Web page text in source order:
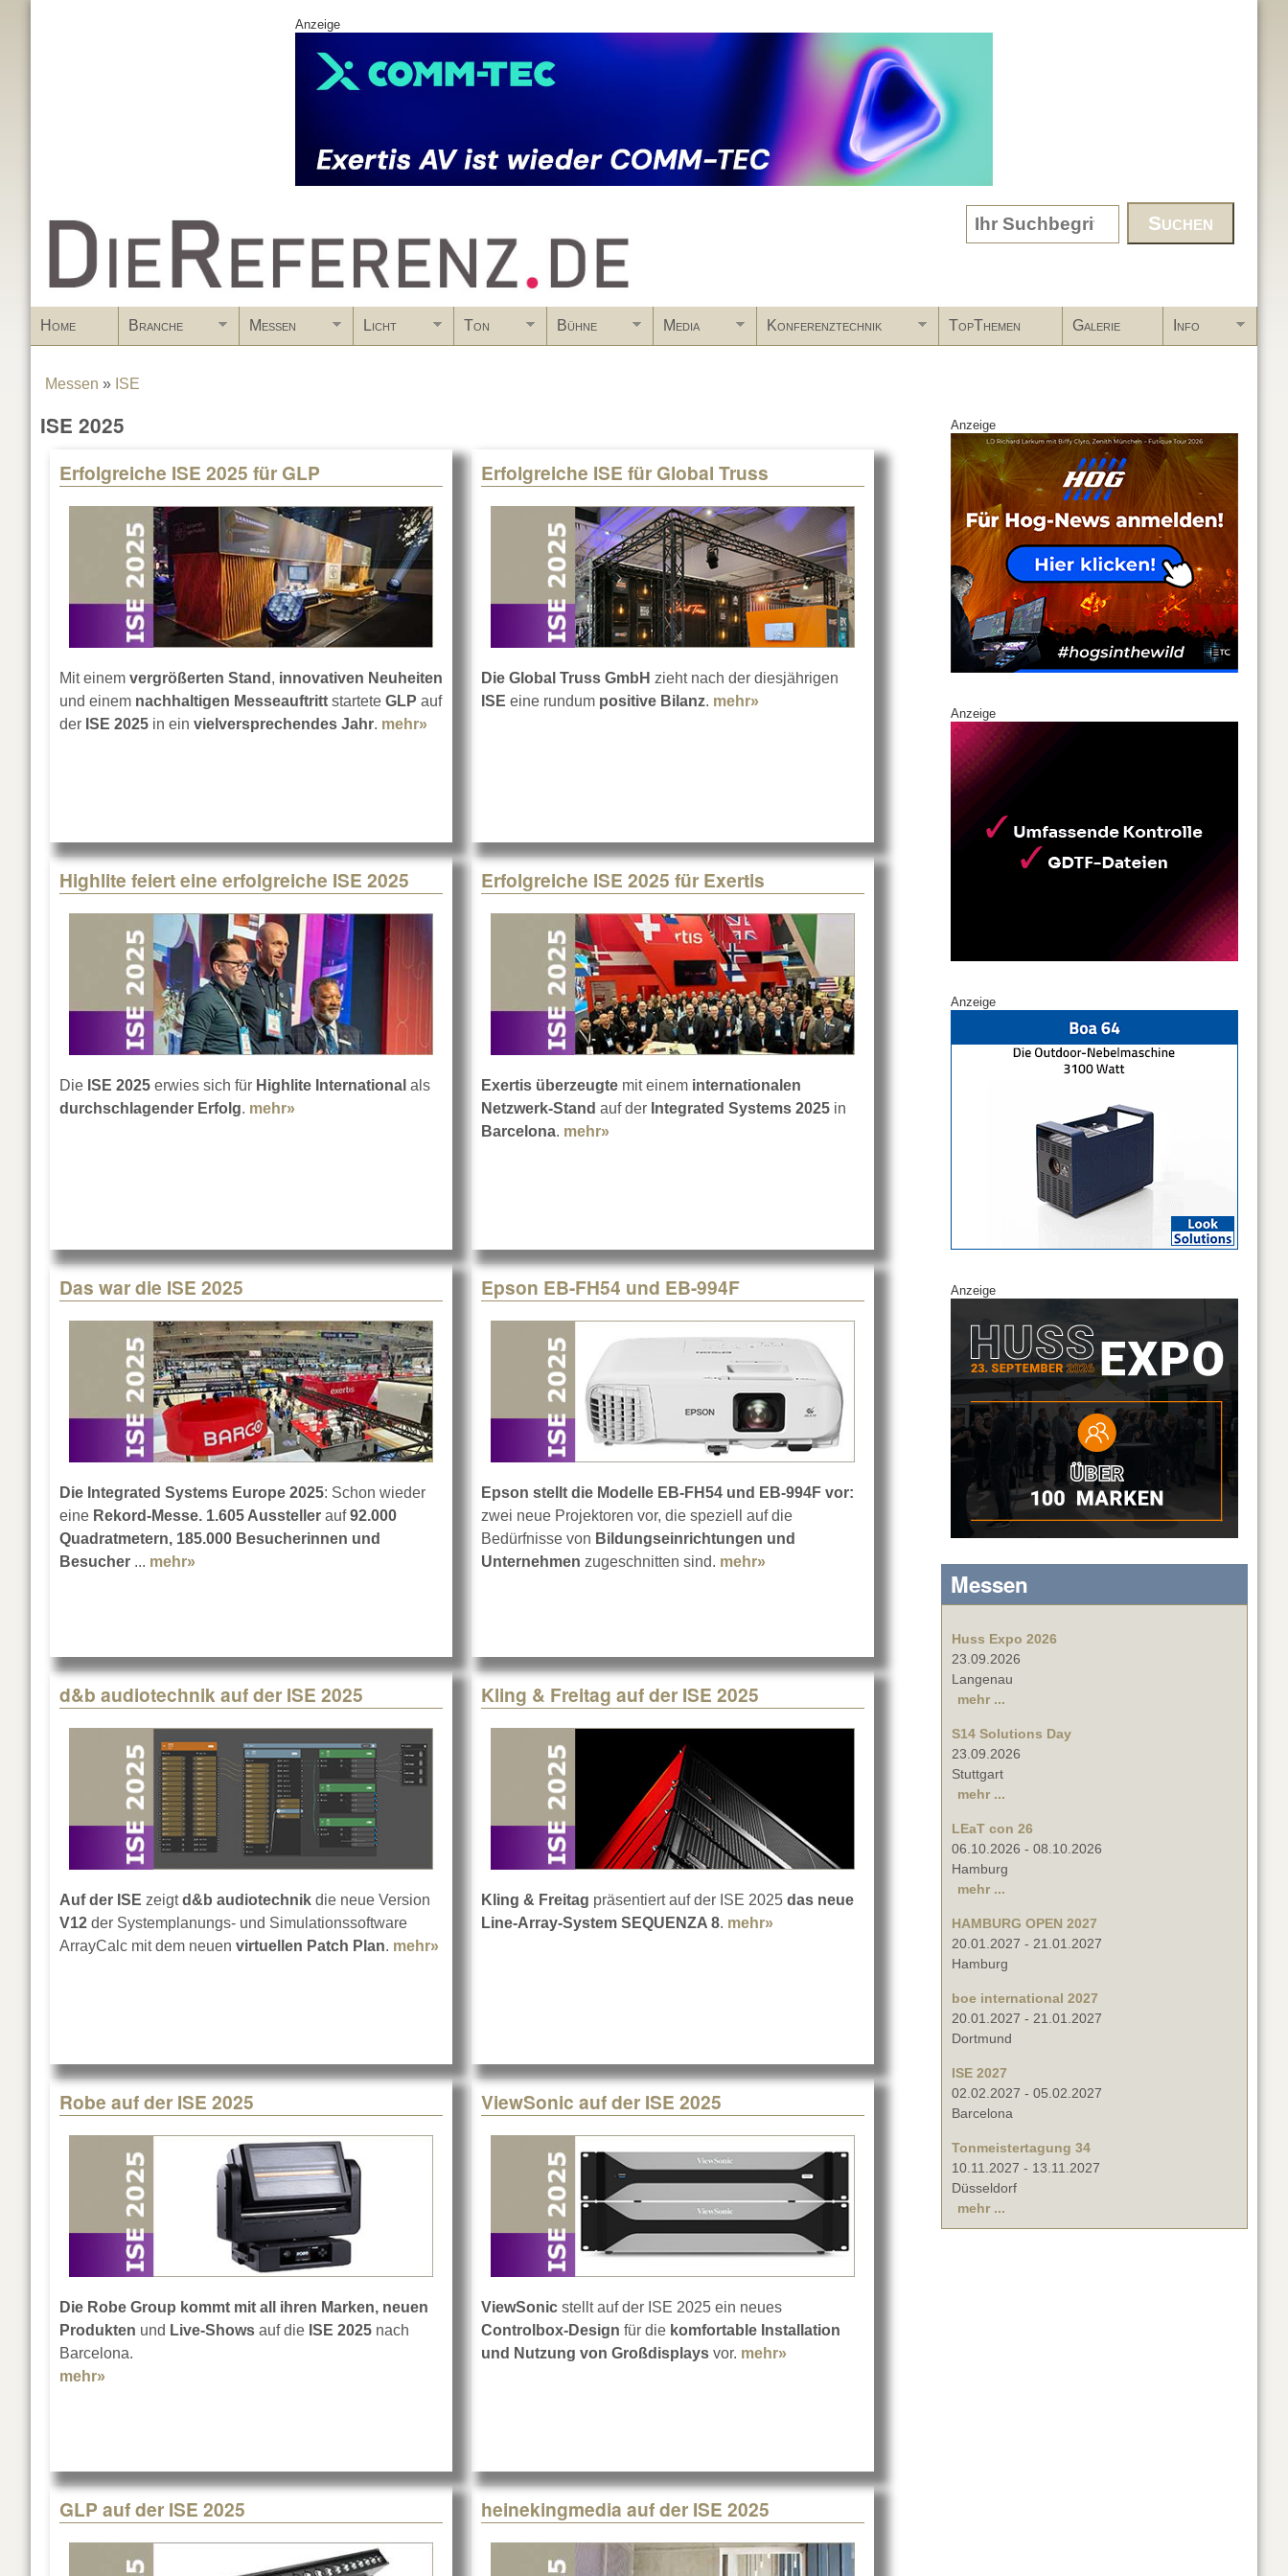
Anzeige
www.DieReferenz.de Search form
Home Branche Messen Licht Ton Bühne Media Konferenztechnik TopThemen Galerie Info
You are here
Messen » ISE
ISE 2025
Erfolgreiche ISE 2025 für GLP
Mit einem vergrößerten Stand , innovativen Neuheiten
und einem nachhaltigen Messeauftritt startete GLP auf
der ISE 2025 in ein vielversprechendes Jahr. mehr»
Erfolgreiche ISE für Global Truss
Die Global Truss GmbH zieht nach der diesjährigen
ISE eine rundum positive Bilanz. mehr»
Highlite feiert eine erfolgreiche ISE 2025
Die ISE 2025 erwies sich für Highlite International als
durchschlagender Erfolg. mehr» about Highlite feiert eine erfolgreiche ISE 2025
Erfolgreiche ISE 2025 für Exertis
Exertis überzeugte mit einem internationalen
Netzwerk-Stand auf der Integrated Systems 2025 in
Barcelona. mehr»
Das war die ISE 2025
Die Integrated Systems Europe 2025: Schon wieder
eine Rekord-Messe. 1.605 Aussteller auf92.000
Quadratmetern, 185.000 Besucherinnen und
Besucher ... mehr»
Epson EB-FH54 und EB-994F
Epson stellt die Modelle EB-FH54 und EB-994F vor:
zwei neue Projektoren vor, die speziell auf die
Bedürfnisse von Bildungseinrichtungen und
Unternehmen zugeschnitten sind. mehr» about Epson EB-FH54 und EB-994F
d&b audiotechnik auf der ISE 2025
Auf der ISE zeigtd&b audiotechnik die neue Version
V12 der Systemplanungs- und Simulationssoftware
ArrayCalc mit dem neuen virtuellen Patch Plan. mehr»
Kling & Freitag auf der ISE 2025
Kling & Freitag präsentiert auf der ISE 2025 das neue
Line-Array-System SEQUENZA 8. mehr» about Kling & Freitag auf der ISE 2025
Robe auf der ISE 2025
Die Robe Group kommt mit all ihren Marken, neuen
Produkten und Live-Shows auf die ISE 2025 nach
Barcelona.
mehr»
ViewSonic auf der ISE 2025
ViewSonic stellt auf der ISE 2025 ein neues
Controlbox-Design für die komfortable Installation
und Nutzung von Großdisplays vor. mehr»
GLP auf der ISE 2025 heinekingmedia auf der ISE 2025
Pages
Anzeige
Anzeige
Anzeige
Anzeige
Messen
Huss Expo 2026
23.09.2026
Langenau
mehr ...
S14 Solutions Day
23.09.2026
Stuttgart
mehr ...
LEaT con 26
06.10.2026 - 08.10.2026
Hamburg
mehr ...
HAMBURG OPEN 2027
20.01.2027 - 21.01.2027
Hamburg
boe international 2027
20.01.2027 - 21.01.2027
Dortmund
ISE 2027
02.02.2027 - 05.02.2027
Barcelona
Tonmeistertagung 34
10.11.2027 - 13.11.2027
Düsseldorf
mehr ...